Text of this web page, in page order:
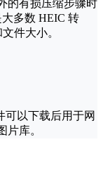
的有损压缩步骤时
多数 HEIC 转
件大小。
可以下载后用于网
片库。